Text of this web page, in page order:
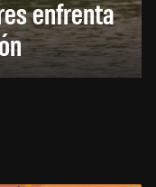
enfrenta